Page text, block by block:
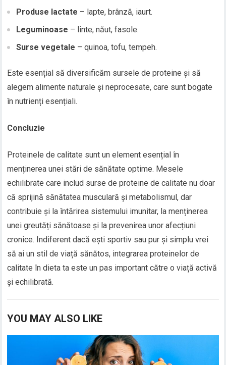
Produse lactate – lapte, brânză, iaurt.
Leguminoase – linte, năut, fasole.
Surse vegetale – quinoa, tofu, tempeh.
Este esențial să diversificăm sursele de proteine și să
alegem alimente naturale și neprocesate, care sunt bogate
în nutrienți esențiali.
Concluzie
Proteinele de calitate sunt un element esențial în
menținerea unei stări de sănătate optime. Mesele
echilibrate care includ surse de proteine de calitate nu doar
că sprijină sănătatea musculară și metabolismul, dar
contribuie și la întărirea sistemului imunitar, la menținerea
unei greutăți sănătoase și la prevenirea unor afecțiuni
cronice. Indiferent dacă ești sportiv sau pur și simplu vrei
să ai un stil de viață sănătos, integrarea proteinelor de
calitate în dieta ta este un pas important către o viață activă
și echilibrată.
YOU MAY ALSO LIKE